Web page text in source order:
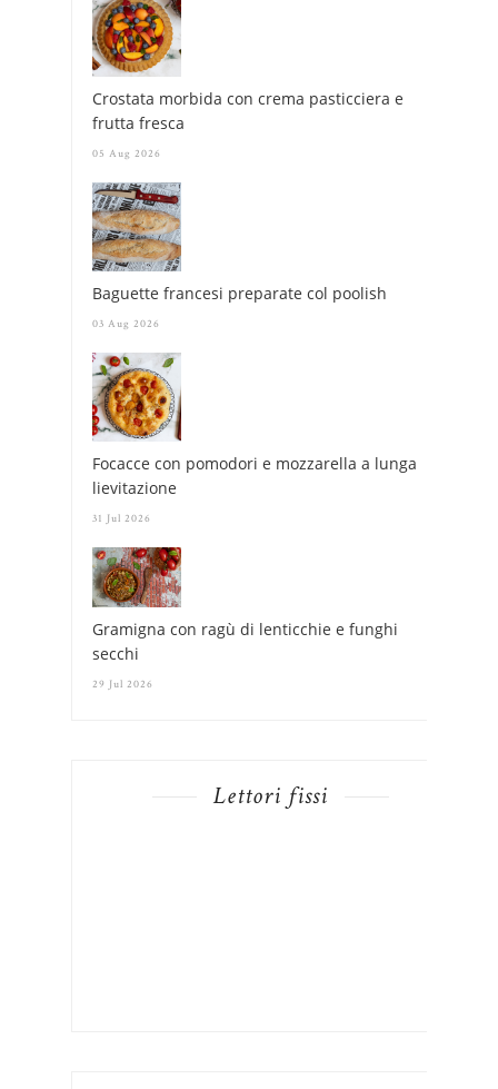
Crostata morbida con crema pasticciera e
frutta fresca
05 Aug 2026
Baguette francesi preparate col poolish
03 Aug 2026
Focacce con pomodori e mozzarella a lunga
lievitazione
31 Jul 2026
Gramigna con ragù di lenticchie e funghi
secchi
29 Jul 2026
Lettori fissi